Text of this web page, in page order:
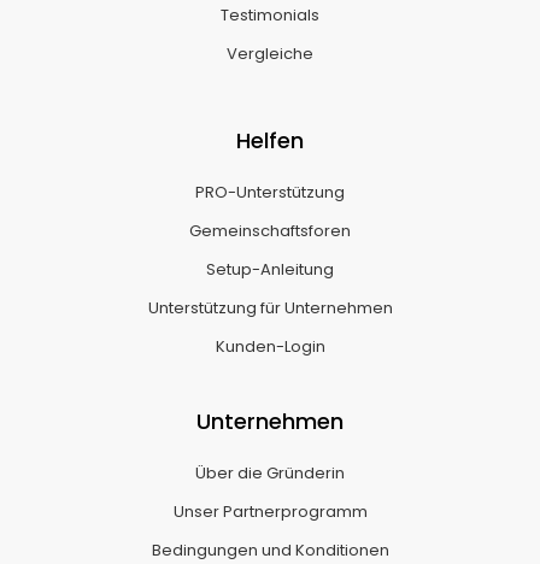
Testimonials
Vergleiche
Helfen
PRO-Unterstützung
Gemeinschaftsforen
Setup-Anleitung
Unterstützung für Unternehmen
Kunden-Login
Unternehmen
Über die Gründerin
Unser Partnerprogramm
Bedingungen und Konditionen